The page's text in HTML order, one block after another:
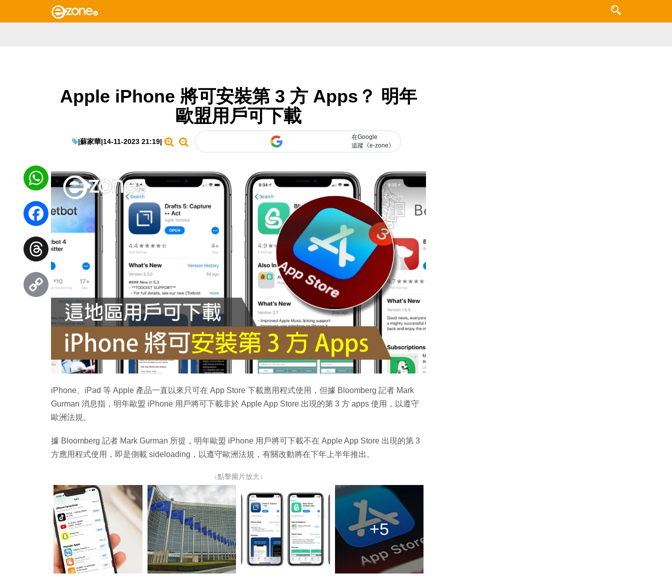
Apple iPhone 將可安裝第 3 方 Apps？ 明年
歐盟用戶可下載
|蘇家華|14-11-2023 21:19|
在Google
追蹤《e-zone》
iPhone、iPad 等 Apple 產品一直以來只可在 App Store 下載應用程式使用，但據 Bloomberg 記者 Mark
Gurman 消息指，明年歐盟 iPhone 用戶將可下載非於 Apple App Store 出現的第 3 方 apps 使用，以遵守
歐洲法規。
據 Bloomberg 記者 Mark Gurman 所提，明年歐盟 iPhone 用戶將可下載不在 Apple App Store 出現的第 3
方應用程式使用，即是側載 sideloading，以遵守歐洲法規，有關改動將在下年上半年推出。
↓點擊圖片放大↓
+5
WhatsApp
Facebook
Threads
Link